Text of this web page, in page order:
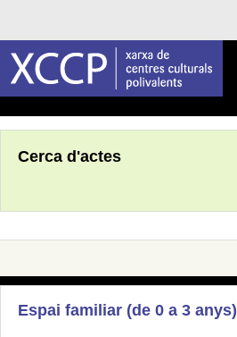
Cerca d'actes
Espai familiar (de 0 a 3 anys)